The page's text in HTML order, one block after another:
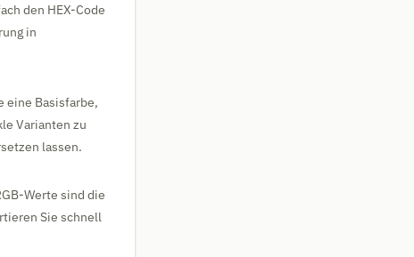
den HEX-Code
in
eine Basisfarbe,
Varianten zu
lassen.
Werte sind die
Sie schnell